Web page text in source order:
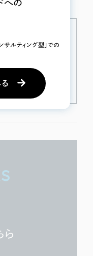
への
サルティング型」での
た人
宮市出身。学生時代
は、Webサイト制作
「成果の出るサイト
いる。
ら